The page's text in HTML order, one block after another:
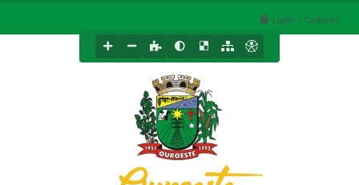
Login / Cadastro